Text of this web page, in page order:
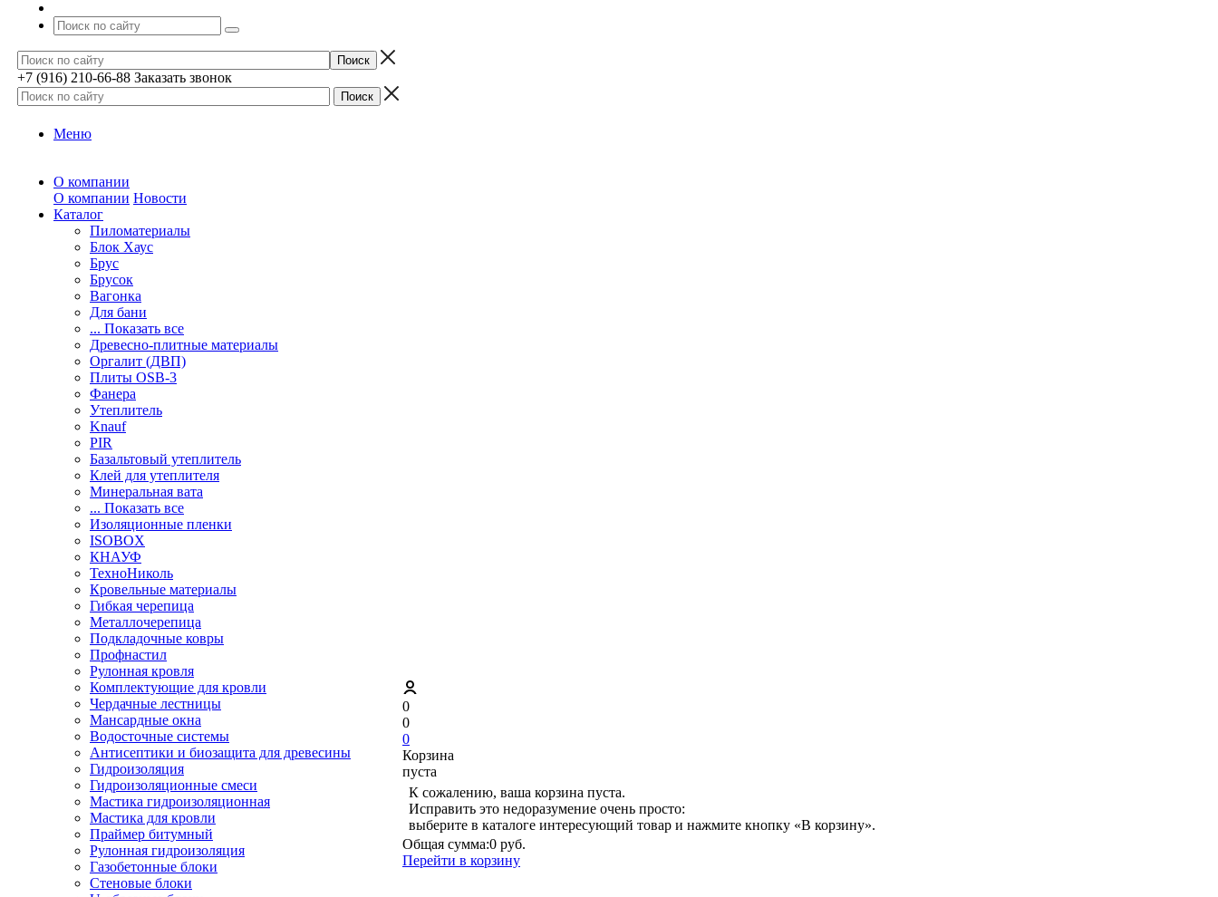
+7 (916) 210-66-88 Заказать звонок
Меню
О компании
О компании Новости
Каталог
Пиломатериалы
Блок Хаус
Брус
Брусок
Вагонка
Для бани
... Показать все
Древесно-плитные материалы
Оргалит (ДВП)
Плиты OSB-3
Фанера
Утеплитель
Knauf
PIR
Базальтовый утеплитель
Клей для утеплителя
Минеральная вата
... Показать все
Изоляционные пленки
ISOBOX
КНАУФ
ТехноНиколь
Кровельные материалы
Гибкая черепица
Металлочерепица
Подкладочные ковры
Профнастил
Рулонная кровля
Комплектующие для кровли
Чердачные лестницы
Мансардные окна
Водосточные системы
Антисептики и биозащита для древесины
Гидроизоляция
Гидроизоляционные смеси
Мастика гидроизоляционная
Мастика для кровли
Праймер битумный
Рулонная гидроизоляция
Газобетонные блоки
Стеновые блоки
0
0
0
Корзина
пуста
К сожалению, ваша корзина пуста.
Исправить это недоразумение очень просто:
выберите в каталоге интересующий товар и нажмите кнопку «В корзину».
Общая сумма:0 руб.
Перейти в корзину